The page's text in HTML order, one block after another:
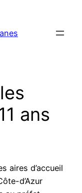
ans
aires d’accueil
d’Azur